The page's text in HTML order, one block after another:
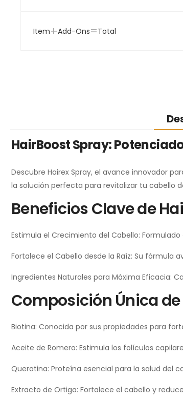
Item+Add-Ons=Total
HairBoost Spray:
Descubre Hairex Spray, el avance innovador
la solución perfecta para revitalizar tu cabello
Beneficios Clave de
Estimula el Crecimiento del Cabello:
Fortalece el Cabello desde la Raíz: Su fórmula
Ingredientes Naturales para Máxima Eficacia:
Composición Única de
Biotina: Conocida por sus propiedades para
Aceite de Romero: Estimula los folículos
Queratina: Proteína esencial para la salud del
Extracto de Ortiga: Fortalece el cabello y